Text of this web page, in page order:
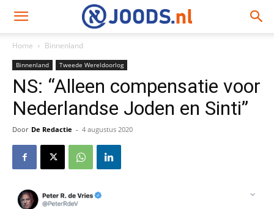
Home Binnenland
Binnenland Tweede Wereldoorlog
NS: “Alleen compensatie voor
Nederlandse Joden en Sinti”
Door De Redactie - 4 augustus 2020